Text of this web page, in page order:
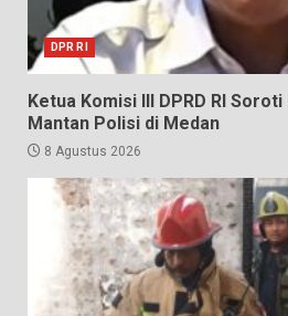
DPR RI
Ketua Komisi III DPRD RI
Mantan Polisi di Medan
8 Agustus 2026